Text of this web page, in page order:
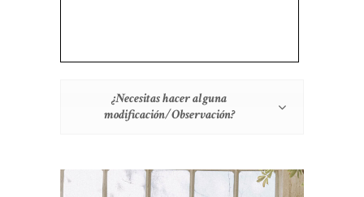
¿Necesitas hacer alguna
modificación/Observación?